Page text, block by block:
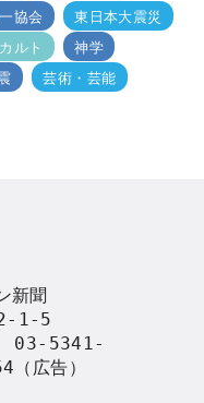
協会
東日本大震災
ルト
神学
芸術・芸能
新聞
1-5
03-5341-
広告）